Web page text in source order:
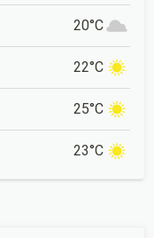
20°C
22°C
25°C
23°C